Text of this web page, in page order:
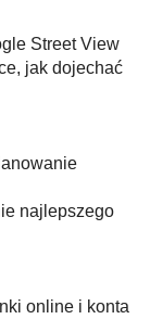
Street View
jak dojechać
najlepszego
online i konta